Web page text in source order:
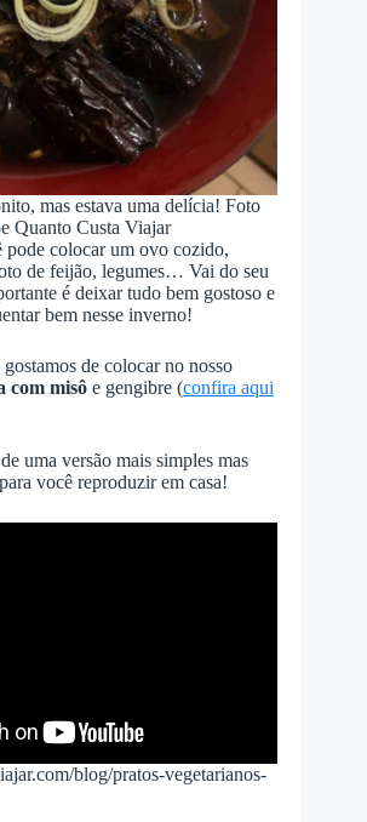
mas estava uma delícia! Foto
Quanto Custa Viajar
colocar um ovo cozido,
de feijão, legumes… Vai do seu
é deixar tudo bem gostoso e
bem nesse inverno!
de colocar no nosso
com misô e gengibre (confira aqui
uma versão mais simples mas
você reproduzir em casa!
blog/pratos-vegetarianos-